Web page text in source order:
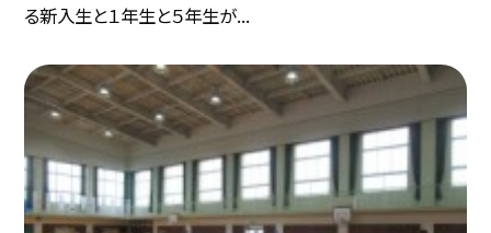
る新入生と１年生と５年生が...